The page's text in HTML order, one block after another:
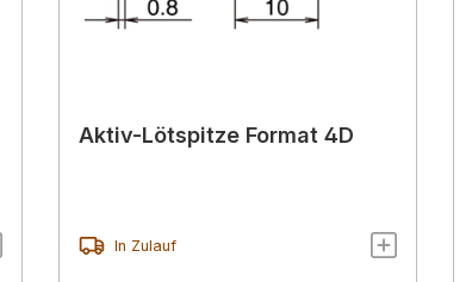
Aktiv-Lötspitze Format 4D
In Zulauf